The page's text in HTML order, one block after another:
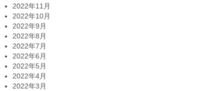
2022年11月
2022年10月
2022年9月
2022年8月
2022年7月
2022年6月
2022年5月
2022年4月
2022年3月